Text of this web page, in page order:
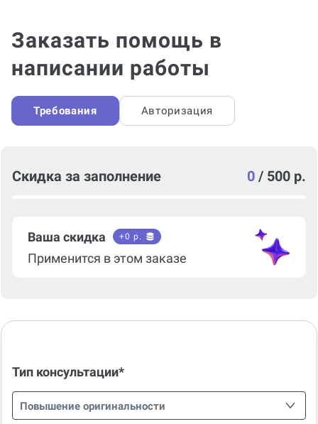
Заказать помощь в
написании работы
Требования Авторизация
Скидка за заполнение 0 / 500 р.
Ваша скидка +0 р.
Применится в этом заказе
Тип консультации*
Повышение оригинальности